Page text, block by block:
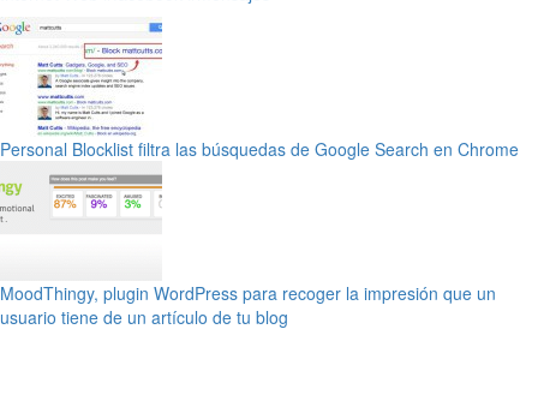
Personal Blocklist filtra las búsquedas de Google Search en Chrome
MoodThingy, plugin WordPress para recoger la impresión que un
usuario tiene de un artículo de tu blog